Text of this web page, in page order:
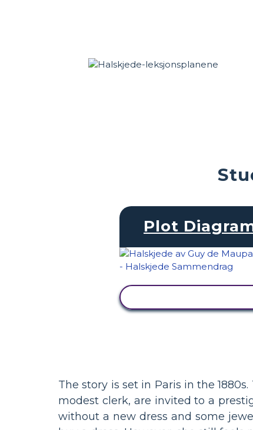
Plot
The story is set in Paris in the
modest clerk, are invited to a
without a new dress and some